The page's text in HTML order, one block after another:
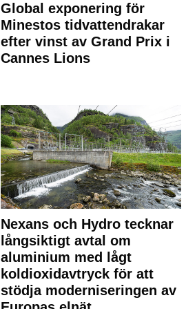
Global exponering för
Minestos tidvattendrakar
efter vinst av Grand Prix i
Cannes Lions
Nexans och Hydro tecknar
långsiktigt avtal om
aluminium med lågt
koldioxidavtryck för att
stödja moderniseringen av